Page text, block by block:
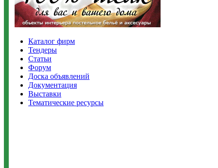
Каталог фирм
Тендеры
Статьи
Форум
Доска объявлений
Документация
Выставки
Тематические ресурсы